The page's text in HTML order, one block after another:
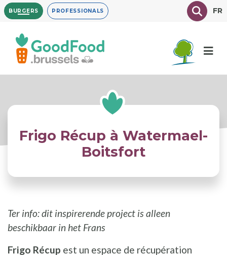
Overslaan
en
inhoud
gaan
BURGERS PROFESSIONALS TexteFR
Frigo Récup à Watermael-
Boitsfort
Ter info: dit inspirerende project is alleen
beschikbaar in het Frans
Frigo Récup est un espace de récupération